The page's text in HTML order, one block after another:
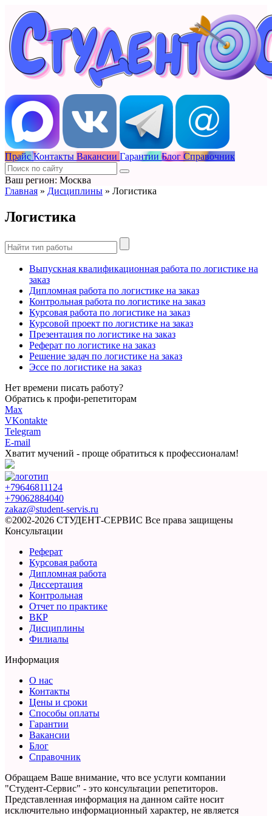
Прайс Контакты Вакансии Гарантии Блог Справочник
Ваш регион: Москва
Главная » Дисциплины » Логистика
Логистика
Выпускная квалификационная работа по логистике на
заказ
Дипломная работа по логистике на заказ
Контрольная работа по логистике на заказ
Курсовая работа по логистике на заказ
Курсовой проект по логистике на заказ
Презентация по логистике на заказ
Реферат по логистике на заказ
Решение задач по логистике на заказ
Эссе по логистике на заказ
Нет времени писать работу?
Обратись к профи-репетиторам
Max
VKontakte
Telegram
E-mail
Хватит мучений - проще обратиться к профессионалам!
+79646811124
+79062884040
zakaz@student-servis.ru
©2002-2026 СТУДЕНТ-СЕРВИС Все права защищены
Консультации
Реферат
Курсовая работа
Дипломная работа
Диссертация
Контрольная
Отчет по практике
ВКР
Дисциплины
Филиалы
Информация
О нас
Контакты
Цены и сроки
Способы оплаты
Гарантии
Вакансии
Блог
Справочник
Обращаем Ваше внимание, что все услуги компании
"Студент-Сервис" - это консультации репетиторов.
Представленная информация на данном сайте носит
исключительно информационный характер, не является